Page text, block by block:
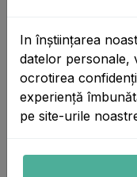
- Design: Ambidextre;
- De unică folosință;
- Confortabile și cu
- Nesterile;
In înștiințarea
datelor personale,
ocrotirea
experiență
pe site-urile